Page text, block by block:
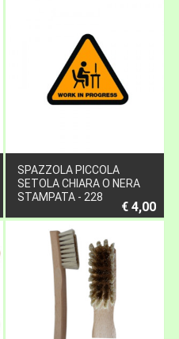
SPAZZOLA PICCOLA
SETOLA CHIARA O NERA
STAMPATA - 228
€ 4,00